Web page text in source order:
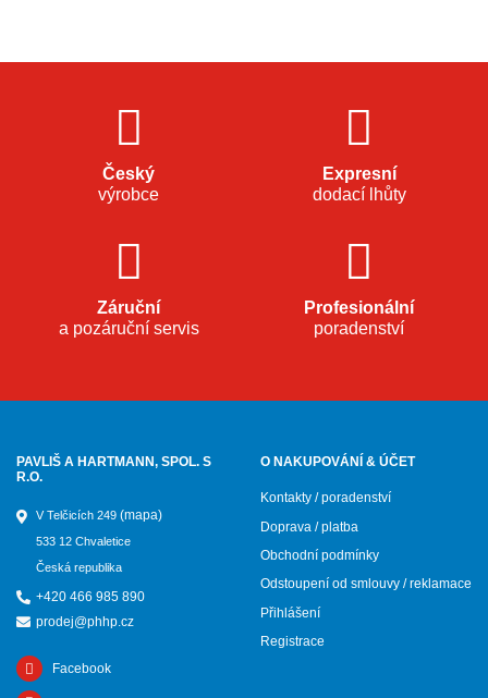
Český
výrobce
Expresní
dodací lhůty
Záruční
a pozáruční servis
Profesionální
poradenství
PAVLIŠ A HARTMANN, SPOL. S
R.O.
V Telčicích 249 (mapa)
533 12 Chvaletice
Česká republika
+420 466 985 890
prodej@phhp.cz
Facebook
O NAKUPOVÁNÍ & ÚČET
Kontakty / poradenství
Doprava / platba
Obchodní podmínky
Odstoupení od smlouvy / reklamace
Přihlášení
Registrace